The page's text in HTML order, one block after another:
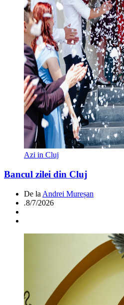
Azi in Cluj
Bancul zilei din Cluj
De la Andrei Mureșan
.8/7/2026